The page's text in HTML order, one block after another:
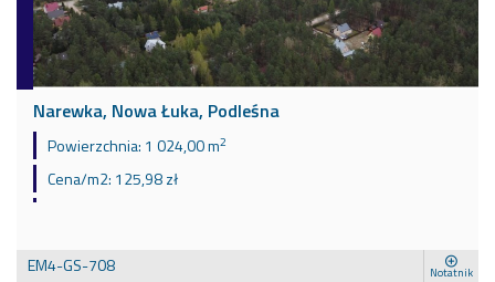
Narewka, Nowa Łuka, Podleśna
Powierzchnia: 1 024,00 m2
Cena/m2: 125,98 zł
EM4-GS-708 Notatnik